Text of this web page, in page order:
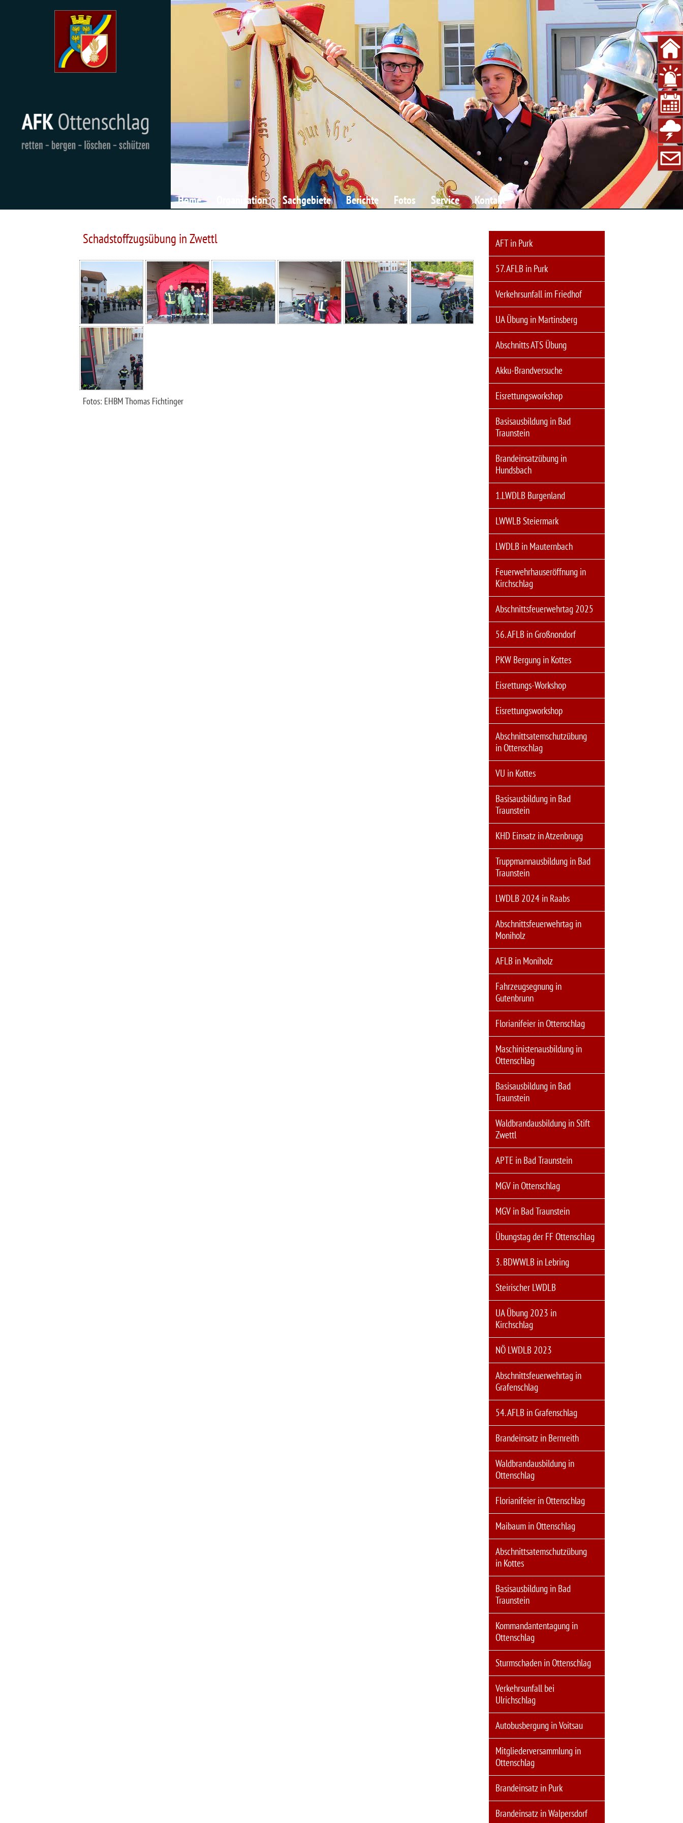
Home Organisation Sachgebiete Berichte Fotos Service Kontakt
Schadstoffzugsübung in Zwettl
Fotos: EHBM Thomas Fichtinger
AFT in Purk
57. AFLB in Purk
Verkehrsunfall im Friedhof
UA Übung in Martinsberg
Abschnitts ATS Übung
Akku-Brandversuche
Eisrettungsworkshop
Basisausbildung in Bad
Traunstein
Brandeinsatzübung in
Hundsbach
1.LWDLB Burgenland
LWWLB Steiermark
LWDLB in Mauternbach
Feuerwehrhauseröffnung in
Kirchschlag
Abschnittsfeuerwehrtag 2025
56. AFLB in Großnondorf
PKW Bergung in Kottes
Eisrettungs-Workshop
Eisrettungsworkshop
Abschnittsatemschutzübung
in Ottenschlag
VU in Kottes
Basisausbildung in Bad
Traunstein
KHD Einsatz in Atzenbrugg
Truppmannausbildung in Bad
Traunstein
LWDLB 2024 in Raabs
Abschnittsfeuerwehrtag in
Moniholz
AFLB in Moniholz
Fahrzeugsegnung in
Gutenbrunn
Florianifeier in Ottenschlag
Maschinistenausbildung in
Ottenschlag
Basisausbildung in Bad
Traunstein
Waldbrandausbildung in Stift
Zwettl
APTE in Bad Traunstein
MGV in Ottenschlag
MGV in Bad Traunstein
Übungstag der FF Ottenschlag
3. BDWWLB in Lebring
Steirischer LWDLB
UA Übung 2023 in
Kirchschlag
NÖ LWDLB 2023
Abschnittsfeuerwehrtag in
Grafenschlag
54. AFLB in Grafenschlag
Brandeinsatz in Bernreith
Waldbrandausbildung in
Ottenschlag
Florianifeier in Ottenschlag
Maibaum in Ottenschlag
Abschnittsatemschutzübung
in Kottes
Basisausbildung in Bad
Traunstein
Kommandantentagung in
Ottenschlag
Sturmschaden in Ottenschlag
Verkehrsunfall bei
Ulrichschlag
Autobusbergung in Voitsau
Mitgliederversammlung in
Ottenschlag
Brandeinsatz in Purk
Brandeinsatz in Walpersdorf